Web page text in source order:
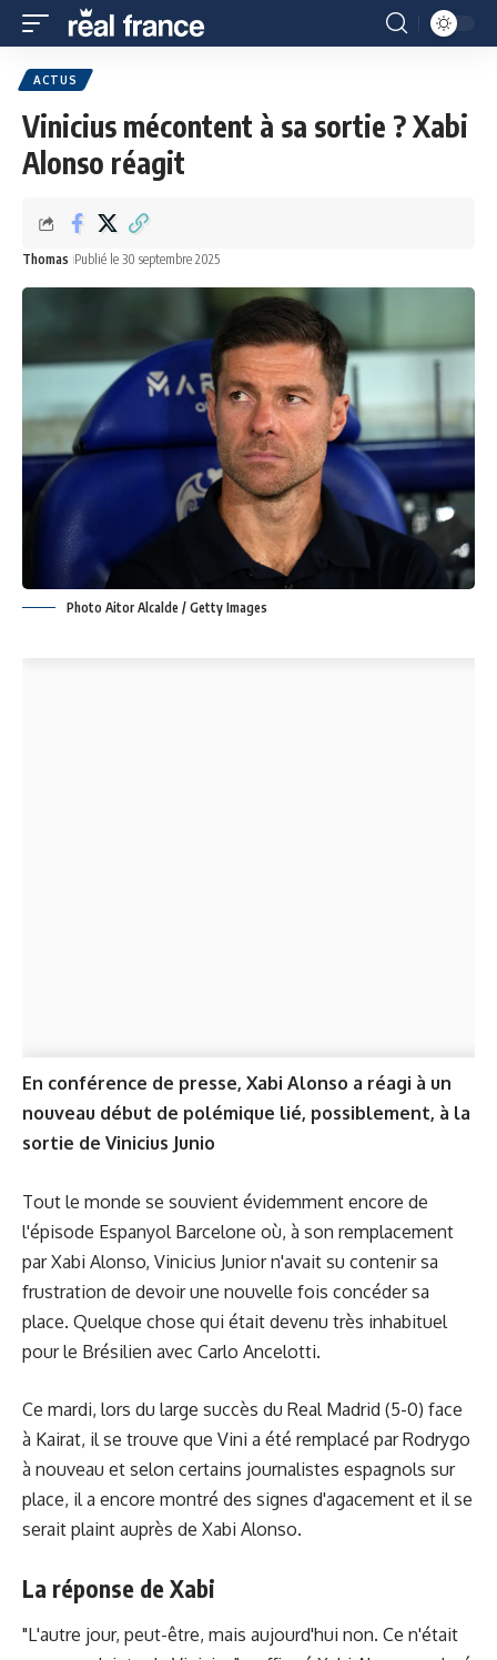
ACTUS
Vinicius mécontent à sa sortie ? Xabi
Alonso réagit
Thomas Publié le 30 septembre 2025
Photo Aitor Alcalde / Getty Images
En conférence de presse, Xabi Alonso a réagi à un
nouveau début de polémique lié, possiblement, à la
sortie de Vinicius Junio
Tout le monde se souvient évidemment encore de
l'épisode Espanyol Barcelone où, à son remplacement
par Xabi Alonso, Vinicius Junior n'avait su contenir sa
frustration de devoir une nouvelle fois concéder sa
place. Quelque chose qui était devenu très inhabituel
pour le Brésilien avec Carlo Ancelotti.
Ce mardi, lors du large succès du Real Madrid (5-0) face
à Kairat, il se trouve que Vini a été remplacé par Rodrygo
à nouveau et selon certains journalistes espagnols sur
place, il a encore montré des signes d'agacement et il se
serait plaint auprès de Xabi Alonso.
La réponse de Xabi
"L'autre jour, peut-être, mais aujourd'hui non. Ce n'était